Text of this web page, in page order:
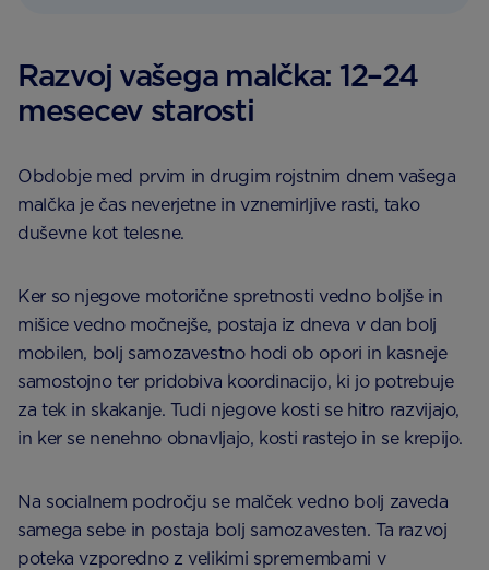
Razvoj vašega malčka: 12–24
mesecev starosti
Obdobje med prvim in drugim rojstnim dnem vašega
malčka je čas neverjetne in vznemirljive rasti, tako
duševne kot telesne.
Ker so njegove motorične spretnosti vedno boljše in
mišice vedno močnejše, postaja iz dneva v dan bolj
mobilen, bolj samozavestno hodi ob opori in kasneje
samostojno ter pridobiva koordinacijo, ki jo potrebuje
za tek in skakanje. Tudi njegove kosti se hitro razvijajo,
in ker se nenehno obnavljajo, kosti rastejo in se krepijo.
Na socialnem področju se malček vedno bolj zaveda
samega sebe in postaja bolj samozavesten. Ta razvoj
poteka vzporedno z velikimi spremembami v